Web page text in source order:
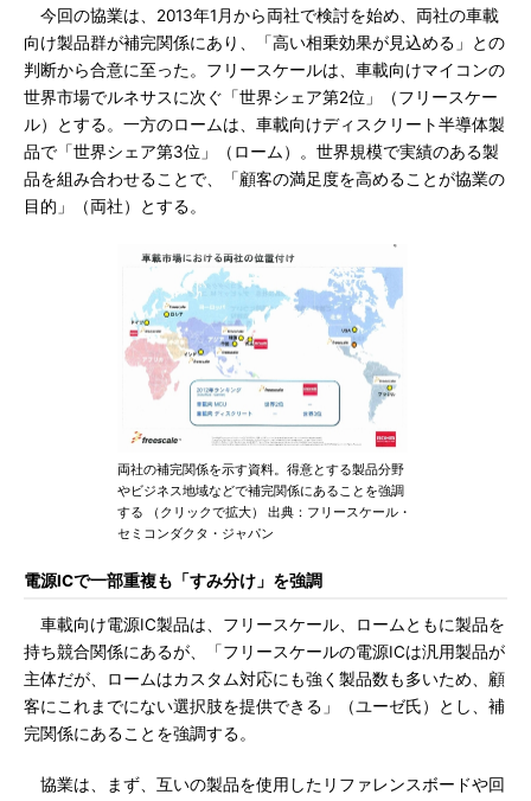
今回の協業は、2013年1月から両社で検討を始め、両社の車載
向け製品群が補完関係にあり、「高い相乗効果が見込める」との
判断から合意に至った。フリースケールは、車載向けマイコンの
世界市場でルネサスに次ぐ「世界シェア第2位」（フリースケー
ル）とする。一方のロームは、車載向けディスクリート半導体製
品で「世界シェア第3位」（ローム）。世界規模で実績のある製
品を組み合わせることで、「顧客の満足度を高めることが協業の
目的」（両社）とする。
両社の補完関係を示す資料。得意とする製品分野
やビジネス地域などで補完関係にあることを強調
する （クリックで拡大） 出典：フリースケール・
セミコンダクタ・ジャパン
電源ICで一部重複も「すみ分け」を強調
車載向け電源IC製品は、フリースケール、ロームともに製品を
持ち競合関係にあるが、「フリースケールの電源ICは汎用製品が
主体だが、ロームはカスタム対応にも強く製品数も多いため、顧
客にこれまでにない選択肢を提供できる」（ユーゼ氏）とし、補
完関係にあることを強調する。
協業は、まず、互いの製品を使用したリファレンスボードや回